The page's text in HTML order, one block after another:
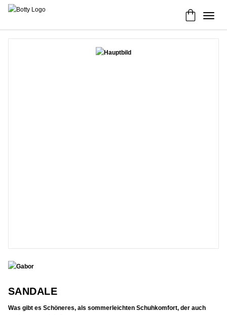
SANDALE
Was gibt es Schöneres, als sommerleichten Schuhkomfort, der auch